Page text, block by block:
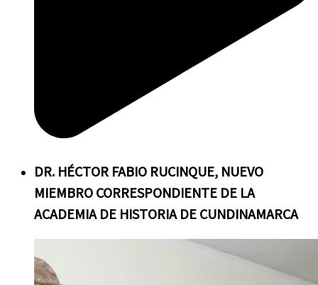
DR. HÉCTOR FABIO RUCINQUE, NUEVO
MIEMBRO CORRESPONDIENTE DE LA
ACADEMIA DE HISTORIA DE CUNDINAMARCA